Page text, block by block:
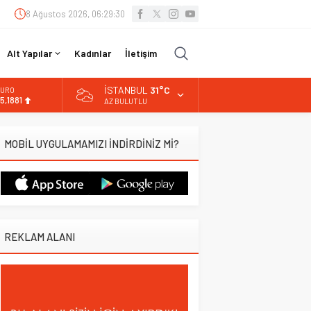
8 Ağustos 2026, 06:29:31
Alt Yapılar Kadınlar İletişim
13.779,39
DOLAR
İSTANBUL 31°C
AZ BULUTLU
MOBİL UYGULAMAMIZI İNDİRDİNİZ Mİ?
REKLAM ALANI